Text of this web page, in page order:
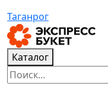
Таганрог
Каталог